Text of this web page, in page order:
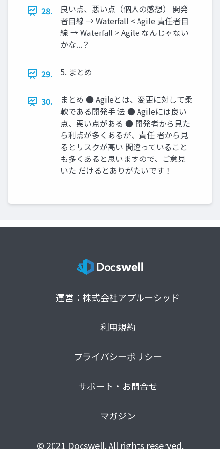
28.
良い点、悪い点（個人の感想） 開発
者目線 → Waterfall < Agile 責任者目
線 → Waterfall > Agile なんじゃない
かな...？
29. 5. まとめ
30.
まとめ ● Agileとは、変更に対して柔
軟である開発手 法 ● Agileには良い
点、悪い点がある ● 開発者から見た
ら利点が多くあるが、責任 者から見
るとリスクが高い 間違っていること
も多くあると思いますので、ご意見
いた だけるとありがたいです！
運営：株式会社アプルーシッド
利用規約
プライバシーポリシー
サポート・お問合せ
マガジン
© 2021 Docswell. All rights reserved.